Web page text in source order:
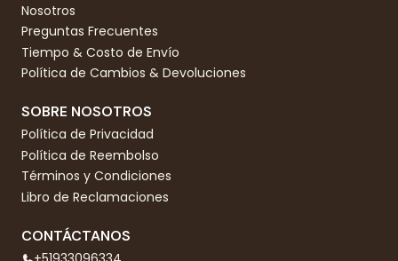
Nosotros
Preguntas Frecuentes
Tiempo & Costo de Envío
Política de Cambios & Devoluciones
SOBRE NOSOTROS
Política de Privacidad
Política de Reembolso
Términos y Condiciones
Libro de Reclamaciones
CONTÁCTANOS